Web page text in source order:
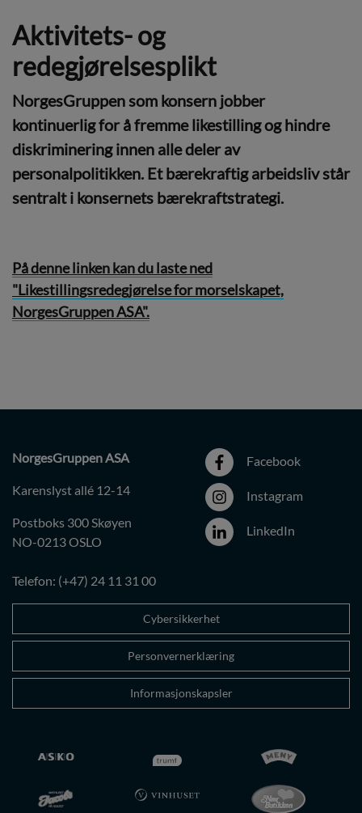
Aktivitets- og
redegjørelsesplikt
NorgesGruppen som konsern jobber
kontinuerlig for å fremme likestilling og hindre
diskriminering innen alle deler av
personalpolitikken. Et bærekraftig arbeidsliv står
sentralt i konsernets bærekraftstrategi.
På denne linken kan du laste ned
"Likestillingsredegjørelse for morselskapet,
NorgesGruppen ASA".
NorgesGruppen ASA
Karenslyst allé 12-14
Postboks 300 Skøyen
NO-0213 OSLO
Telefon: (+47) 24 11 31 00
Facebook
Instagram
LinkedIn
Cybersikkerhet
Personvernerklæring
Informasjonskapsler